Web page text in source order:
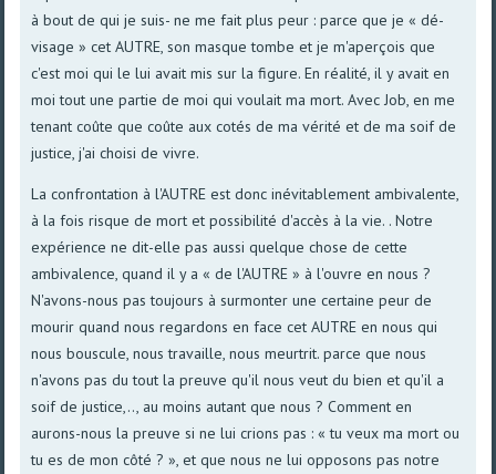
à bout de qui je suis- ne me fait plus peur : parce que je « dé-
visage » cet AUTRE, son masque tombe et je m'aperçois que
c'est moi qui le lui avait mis sur la figure. En réalité, il y avait en
moi tout une partie de moi qui voulait ma mort. Avec Job, en me
tenant coûte que coûte aux cotés de ma vérité et de ma soif de
justice, j'ai choisi de vivre.
La confrontation à l'AUTRE est donc inévitablement ambivalente,
à la fois risque de mort et possibilité d'accès à la vie. . Notre
expérience ne dit-elle pas aussi quelque chose de cette
ambivalence, quand il y a « de l'AUTRE » à l'ouvre en nous ?
N'avons-nous pas toujours à surmonter une certaine peur de
mourir quand nous regardons en face cet AUTRE en nous qui
nous bouscule, nous travaille, nous meurtrit. parce que nous
n'avons pas du tout la preuve qu'il nous veut du bien et qu'il a
soif de justice,.., au moins autant que nous ? Comment en
aurons-nous la preuve si ne lui crions pas : « tu veux ma mort ou
tu es de mon côté ? », et que nous ne lui opposons pas notre